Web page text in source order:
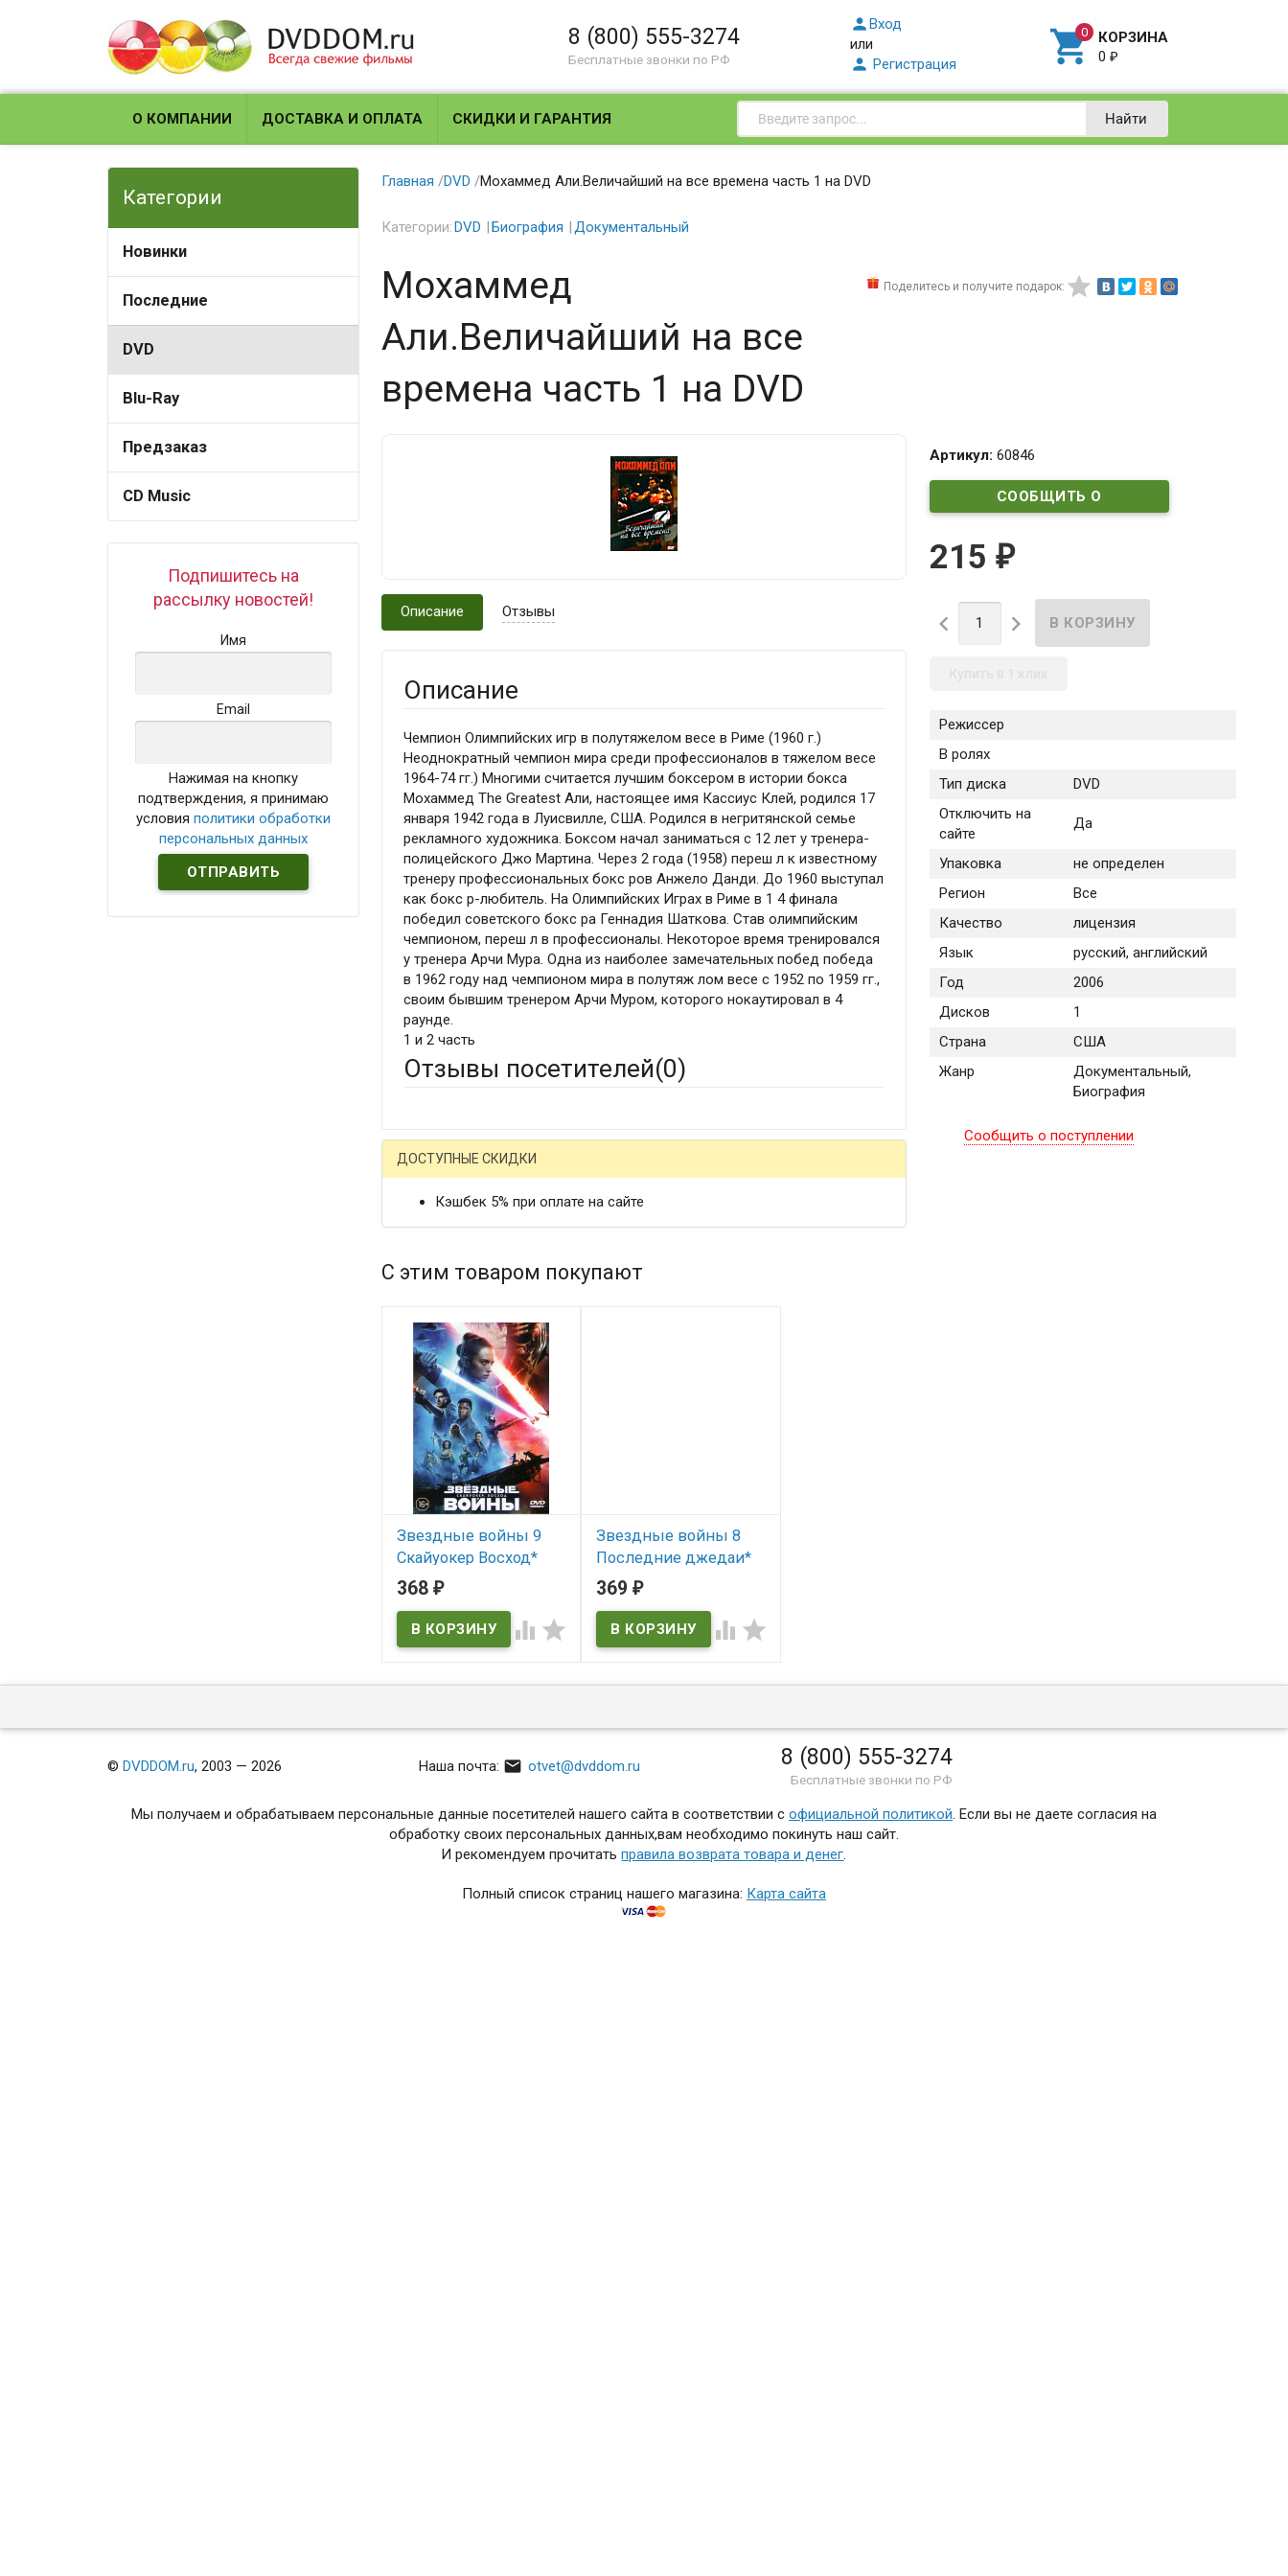
8 (800) 555-3274
Бесплатные звонки по РФ
Вход
или
 Регистрация  КОРЗИНА
0₽
О КОМПАНИИ ДОСТАВКА И ОПЛАТА СКИДКИ И ГАРАНТИЯ Найти
Категории
Новинки
Последние
DVD
Blu-Ray
Предзаказ
CD Music
Подпишитесь на
рассылку новостей!
Имя
Email
Нажимая на кнопку
подтверждения, я принимаю
условияполитики обработки
персональных данных
Главная /DVD /Мохаммед Али.Величайший на все времена часть 1 на DVD
Категории:DVD Биография Документальный
Поделитесь и получите подарок: 
Мохаммед
Али.Величайший на все
времена часть 1 на DVD
Артикул: 60846
СООБЩИТЬ О
215 ₽
 
Режиссер
В ролях
Тип диска
DVD
Отключить на
сайте
Да
Упаковка
не определен
Регион
Все
Качество
лицензия
Язык
русский, английский
Год
2006
Дисков
1
Страна
США
Жанр
Документальный,
Биография
Сообщить о поступлении
Описание Отзывы
Описание
Чемпион Олимпийских игр в полутяжелом весе в Риме (1960 г.)
Неоднократный чемпион мира среди профессионалов в тяжелом весе
1964-74 гг.) Многими считается лучшим боксером в истории бокса
Мохаммед The Greatest Али, настоящее имя Кассиус Клей, родился 17
января 1942 года в Луисвилле, США. Родился в негритянской семье
рекламного художника. Боксом начал заниматься с 12 лет у тренера-
полицейского Джо Мартина. Через 2 года (1958) переш л к известному
тренеру профессиональных бокс ров Анжело Данди. До 1960 выступал
как бокс р-любитель. На Олимпийских Играх в Риме в 1 4 финала
победил советского бокс ра Геннадия Шаткова. Став олимпийским
чемпионом, переш л в профессионалы. Некоторое время тренировался
у тренера Арчи Мура. Одна из наиболее замечательных побед победа
в 1962 году над чемпионом мира в полутяж лом весе с 1952 по 1959 гг.,
своим бывшим тренером Арчи Муром, которого нокаутировал в 4
раунде.
1 и 2 часть
Отзывы посетителей(0)
ДОСТУПНЫЕ СКИДКИ
Кэшбек 5% при оплате на сайте
С этим товаром покупают
Звездные войны 9
Скайуокер Восход*
В наличии
368 ₽
 
Звездные войны 8
Последние джедаи*
(Star Wars: The Last
369₽
 
©DVDDOM.ru, 2003 — 2026 Наша почта:  otvet@dvddom.ru 8 (800) 555-3274
Бесплатные звонки по РФ
Мы получаем и обрабатываем персональные данные посетителей нашего сайта в соответствии с официальной политикой . Если вы не даете согласия на
обработку своих персональных данных,вам необходимо покинуть наш сайт.
И рекомендуем прочитатьправила возврата товара и денег
Полный список страниц нашего магазина: Карта сайта